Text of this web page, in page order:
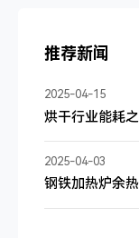
推荐新闻
2025-04-15
2025-04-03
钢铁加热炉余